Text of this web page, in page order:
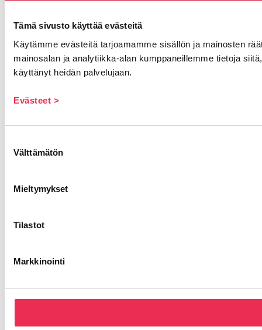
Tämä sivusto käyttää evästeitä
Käytämme evästeitä tarjoamamme sisällön ja mainosten
mainosalan ja analytiikka-alan kumppaneillemme tietoja
käyttänyt heidän palvelujaan.
Evästeet >
valinta
Välttämätön
Mieltymykset
Tilastot
Markkinointi